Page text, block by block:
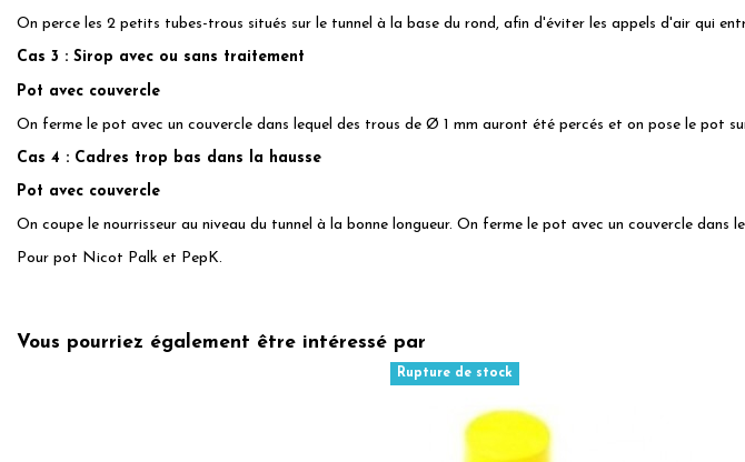
On perce les 2 petits tubes-trous situés sur le tunnel à la base du rond, afin d'éviter les appels d'air qui
Cas 3 : Sirop avec ou sans traitement
Pot avec couvercle
On ferme le pot avec un couvercle dans lequel des trous de Ø 1 mm auront été percés et on pose le pot
Cas 4 : Cadres trop bas dans la hausse
Pot avec couvercle
On coupe le nourrisseur au niveau du tunnel à la bonne longueur. On ferme le pot avec un couvercle
Pour pot Nicot Palk et PepK.
Vous pourriez également être intéressé par
Rupture de stock